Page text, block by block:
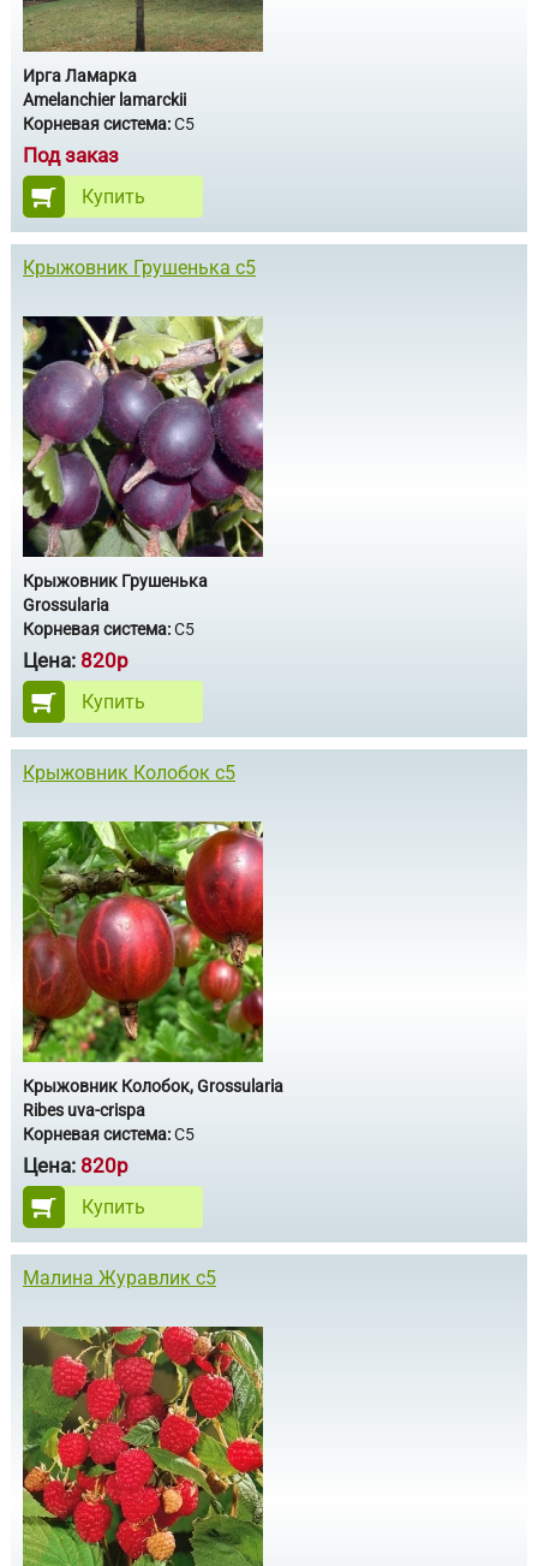
Ирга Ламарка
Amelanchier lamarckii
Корневая система:С5
Под заказ
Купить
Крыжовник Грушенька с5
Крыжовник Грушенька
Grossularia
Корневая система:С5
Цена: 820р
Купить
Крыжовник Колобок с5
Крыжовник Колобок, Grossularia
Ribes uva-crispa
Корневая система:С5
Цена: 820р
Купить
Малина Журавлик с5